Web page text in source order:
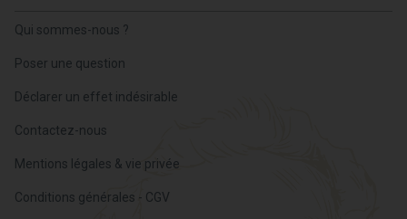
Qui sommes-nous ?
Poser une question
Déclarer un effet indésirable
Contactez-nous
Mentions légales & vie privée
Conditions générales - CGV